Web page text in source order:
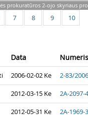
prokuratūros 2-ojo skyriaus
7 8 9 10
Data Numeris
2006-02-02 Ke 2-83/2006
2012-03-15 Ke 2A-2097-
2012-05-31 Ke 2A-1969-